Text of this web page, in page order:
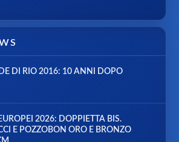
DI RIO 2016: 10 ANNI DOPO
2026: DOPPIETTA BIS.
E POZZOBON ORO E BRONZO